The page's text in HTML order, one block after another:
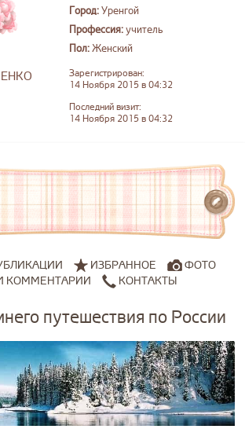
Город:Уренгой
Профессия:учитель
Пол:Женский
Зарегистрирован:
14 Ноября 2015 в 04:32
Последний визит:
14 Ноября 2015 в 04:32
ИЗБРАННОЕ
ФОТО
КОММЕНТАРИИ
КОНТАКТЫ
путешествия по России